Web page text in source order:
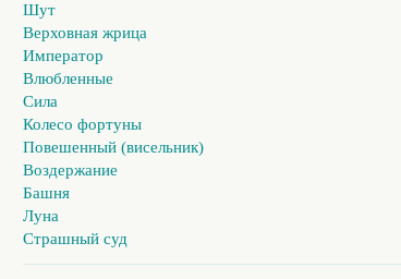
Шут
Верховная жрица
Император
Влюбленные
Сила
Колесо фортуны
Повешенный (висельник)
Воздержание
Башня
Луна
Страшный суд